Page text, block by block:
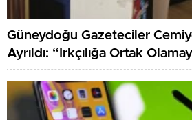
Güneydoğu Gazeteciler
Ayrıldı: “Irkçılığa Ortak